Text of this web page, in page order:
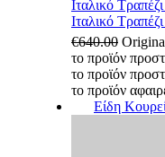
Ιταλικό
Ιταλικό
€640.00
το προϊόν
το προϊόν
το προϊόν
Είδη